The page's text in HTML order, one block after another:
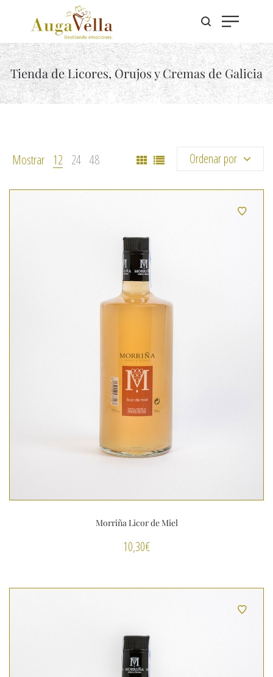
Tienda de Licores, Orujos y Cremas de Galicia
Mostrar 12 24 48 Ordenar por
Morriña Licor de Miel
10,30€